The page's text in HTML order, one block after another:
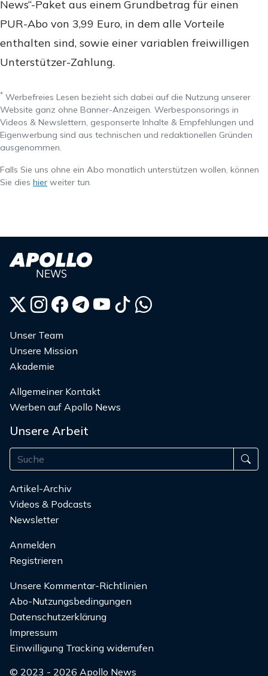
News“-Paket aus einem Grundbetrag für einen
PUR-Abo von 3,99 Euro, in dem alle Vorteile
enthalten sind, sowie einer variablen freiwilligen
Unterstützer-Zahlung.
* Werbefreies Lesen bezieht sich dabei auf die Nutzung unserer
Website ganz ohne Banner-Anzeigen. Werbesponsorings in
Videos & Newslettern, gesponserte Inhalte & Empfehlungen und
Eigenwerbung sind aus technischen und redaktionellen Gründen
ausgenommen.
Falls Sie uns ohne ein Abo monatlich unterstützen wollen, können
Sie dies hier weiter tun.
Unser Team
Unsere Mission
Akademie
Allgemeiner Kontakt
Werben auf Apollo News
Unsere Arbeit
Artikel-Archiv
Videos & Podcasts
Newsletter
Anmelden
Registrieren
Unsere Kommentar-Richtlinien
Abo-Nutzungsbedingungen
Datenschutzerklärung
Impressum
Einwilligung Tracking widerrufen
© 2023 - 2026 Apollo News